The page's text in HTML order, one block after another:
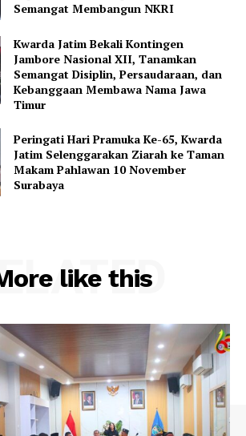
Semangat Membangun NKRI
Kwarda Jatim Bekali Kontingen
Jambore Nasional XII, Tanamkan
Semangat Disiplin, Persaudaraan, dan
Kebanggaan Membawa Nama Jawa
Timur
Peringati Hari Pramuka Ke-65, Kwarda
Jatim Selenggarakan Ziarah ke Taman
Makam Pahlawan 10 November
Surabaya
like this